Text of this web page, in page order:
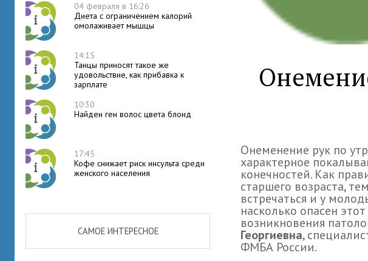
04 февраля в 16:26
Диета с ограничением калорий
омолаживает мышцы
14:15
Танцы приносят такое же
удовольствие, как прибавка к
зарплате
10:30
Найден ген волос цвета блонд
17:45
Кофе снижает риск инсульта среди
женского населения
САМОЕ ИНТЕРЕСНОЕ
Онеменение рук по
характерное
конечностей. Как
старшего возраста,
встречаться и у
насколько опасен
возникновения
Георгиевна,
ФМБА России.